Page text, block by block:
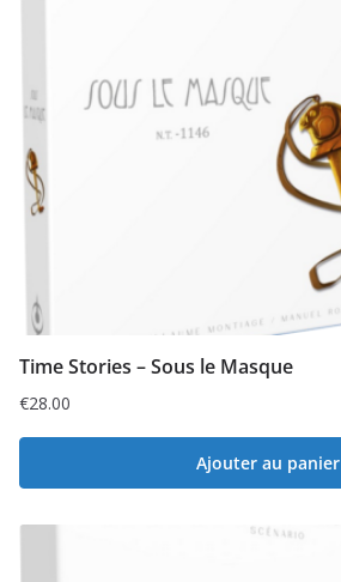
Time Stories – Sous le Masque
€28.00
Ajouter au panier